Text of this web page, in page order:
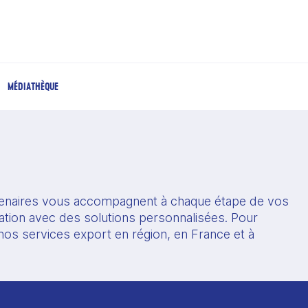
MÉDIATHÈQUE
vous accompagnent à chaque étape de vos
avec des solutions personnalisées. Pour
services export en région, en France et à